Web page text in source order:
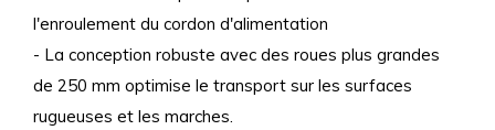
l'enroulement du cordon d'alimentation
- La conception robuste avec des roues plus grandes
de 250 mm optimise le transport sur les surfaces
rugueuses et les marches.